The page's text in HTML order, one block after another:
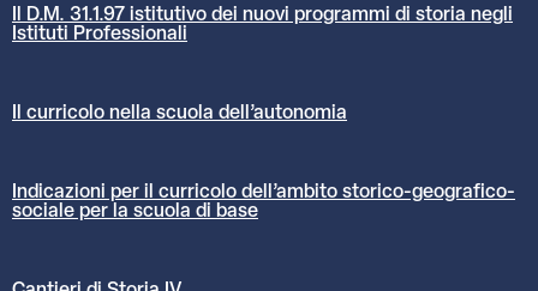
Il D.M. 31.1.97 istitutivo dei nuovi programmi di storia negli
Istituti Professionali
Il curricolo nella scuola dell’autonomia
Indicazioni per il curricolo dell’ambito storico-geografico-
sociale per la scuola di base